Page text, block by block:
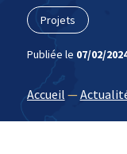
Projets
Publiée le 07/02/
Accueil —